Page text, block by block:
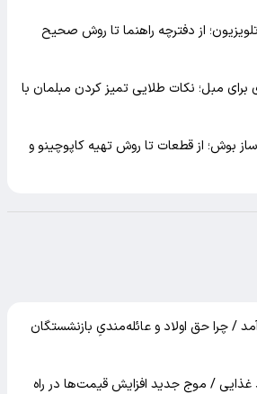
از دفترچه راهنما تا روش صحیح
برای مبل؛ نکات طلایی تمیز کردن مبلمان با
بوش؛ از قطعات تا روش تهیه کاپوچینو و
/ چرا حق اولاد و عائله‌مندیِ بازنشستگان
غذایی / موج جدید افزایش قیمت‌ها در راه